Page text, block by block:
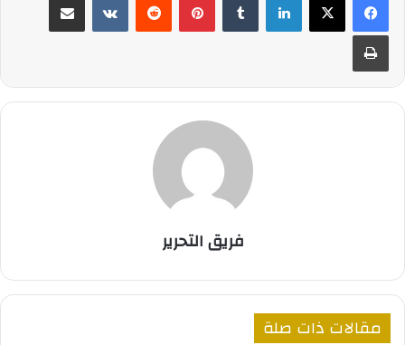
طباعة
فريق التحرير
مقالات ذات صلة